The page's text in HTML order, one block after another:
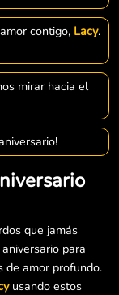
contigo, Lacy.
mirar hacia el
que jamás
para
de amor profundo.
usando estos